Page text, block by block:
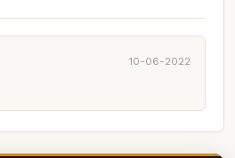
10-06-2022